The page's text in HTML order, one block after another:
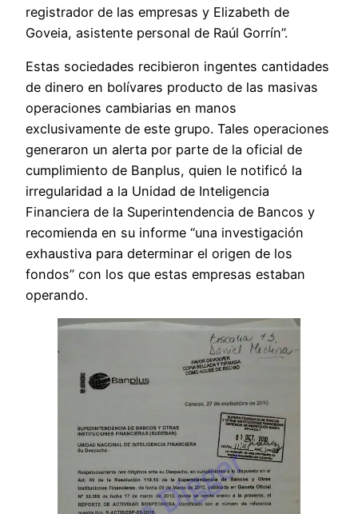
registrador de las empresas y Elizabeth de
Goveia, asistente personal de Raúl Gorrín”.
Estas sociedades recibieron ingentes cantidades
de dinero en bolívares producto de las masivas
operaciones cambiarias en manos
exclusivamente de este grupo. Tales operaciones
generaron un alerta por parte de la oficial de
cumplimiento de Banplus, quien le notificó la
irregularidad a la Unidad de Inteligencia
Financiera de la Superintendencia de Bancos y
recomienda en su informe “una investigación
exhaustiva para determinar el origen de los
fondos” con los que estas empresas estaban
operando.